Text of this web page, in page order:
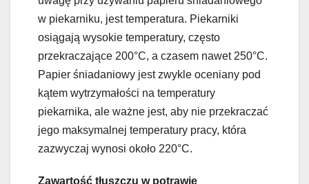
w piekarniku, jest temperatura. Piekarniki
osiągają wysokie temperatury, często
przekraczające 200°C, a czasem nawet 250°C.
Papier śniadaniowy jest zwykle oceniany pod
kątem wytrzymałości na temperatury
piekarnika, ale ważne jest, aby nie przekraczać
jego maksymalnej temperatury pracy, która
zazwyczaj wynosi około 220°C.
Zawartość tłuszczu w potrawie